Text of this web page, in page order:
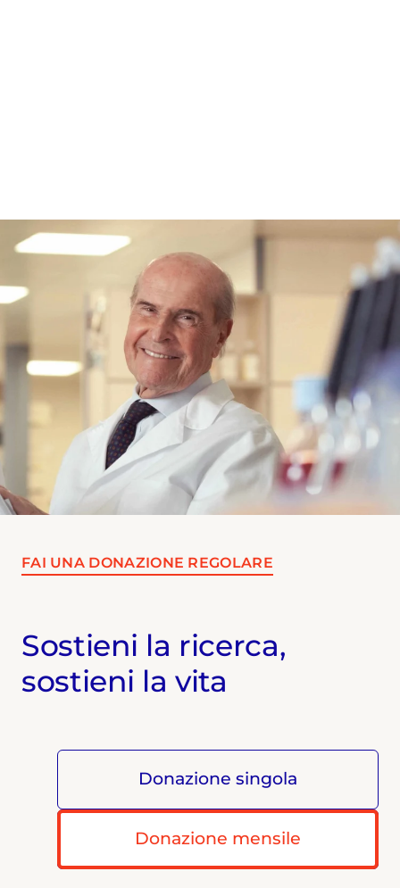
FAI UNA DONAZIONE REGOLARE
Sostieni la ricerca,
sostieni la vita
Donazione singola
Donazione mensile